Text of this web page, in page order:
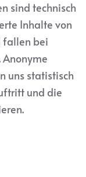
sind technisch
Inhalte von
fallen bei
uns statistisch
und die